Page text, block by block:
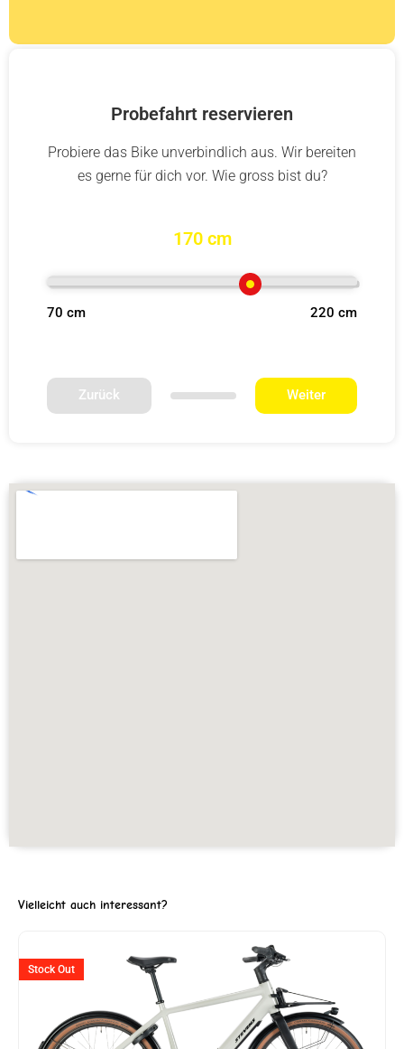
Probefahrt reservieren
Probiere das Bike unverbindlich aus. Wir bereiten
es gerne für dich vor. Wie gross bist du?
170 cm
70 cm 220 cm
Zurück Weiter
Vielleicht auch interessant?
Stock Out